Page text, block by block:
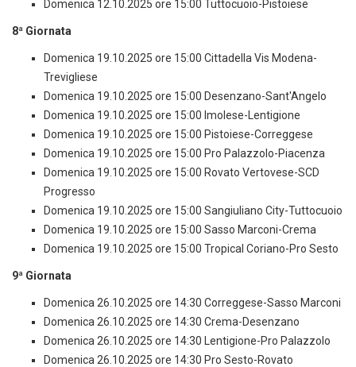
Domenica 12.10.2025 ore 15:00 Tuttocuoio-Pistoiese
8ª Giornata
Domenica 19.10.2025 ore 15:00 Cittadella Vis Modena-
Trevigliese
Domenica 19.10.2025 ore 15:00 Desenzano-Sant'Angelo
Domenica 19.10.2025 ore 15:00 Imolese-Lentigione
Domenica 19.10.2025 ore 15:00 Pistoiese-Correggese
Domenica 19.10.2025 ore 15:00 Pro Palazzolo-Piacenza
Domenica 19.10.2025 ore 15:00 Rovato Vertovese-SCD
Progresso
Domenica 19.10.2025 ore 15:00 Sangiuliano City-Tuttocuoio
Domenica 19.10.2025 ore 15:00 Sasso Marconi-Crema
Domenica 19.10.2025 ore 15:00 Tropical Coriano-Pro Sesto
9ª Giornata
Domenica 26.10.2025 ore 14:30 Correggese-Sasso Marconi
Domenica 26.10.2025 ore 14:30 Crema-Desenzano
Domenica 26.10.2025 ore 14:30 Lentigione-Pro Palazzolo
Domenica 26.10.2025 ore 14:30 Pro Sesto-Rovato